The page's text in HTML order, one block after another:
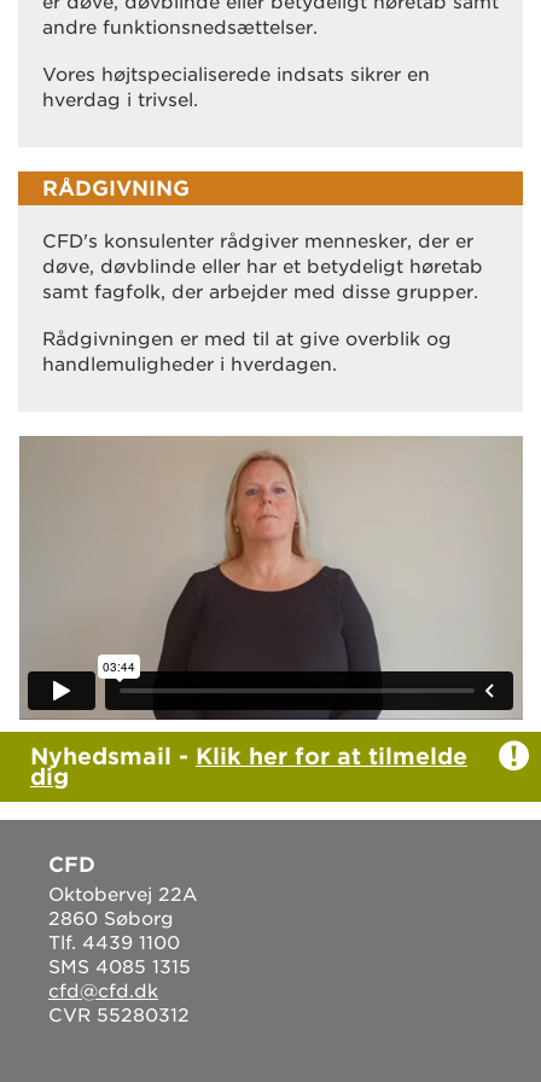
andre funktionsnedsættelser.
Vores højtspecialiserede indsats sikrer en
hverdag i trivsel.
RÅDGIVNING
CFD's konsulenter rådgiver mennesker, der er
døve, døvblinde eller har et betydeligt høretab
samt fagfolk, der arbejder med disse grupper.
Rådgivningen er med til at give overblik og
handlemuligheder i hverdagen.
Nyhedsmail - Klik her for at tilmelde
dig
CFD
Oktobervej 22A
2860 Søborg
Tlf. 4439 1100
SMS 4085 1315
cfd@cfd.dk
CVR 55280312